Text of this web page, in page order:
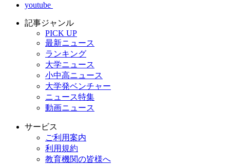
youtube
記事ジャンル
PICK UP
最新ニュース
ランキング
大学ニュース
小中高ニュース
大学発ベンチャー
ニュース特集
動画ニュース
サービス
ご利用案内
利用規約
教育機関の皆様へ